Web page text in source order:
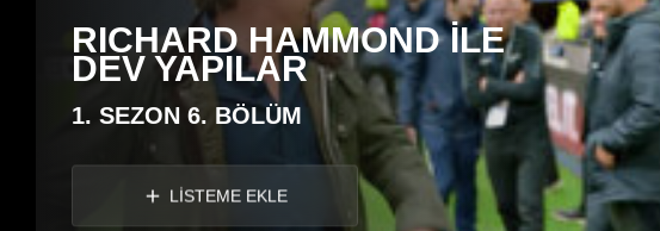
RICHARD HAMMOND İLE
DEV YAPILAR
1. SEZON 6. BÖLÜM
LİSTEME EKLE